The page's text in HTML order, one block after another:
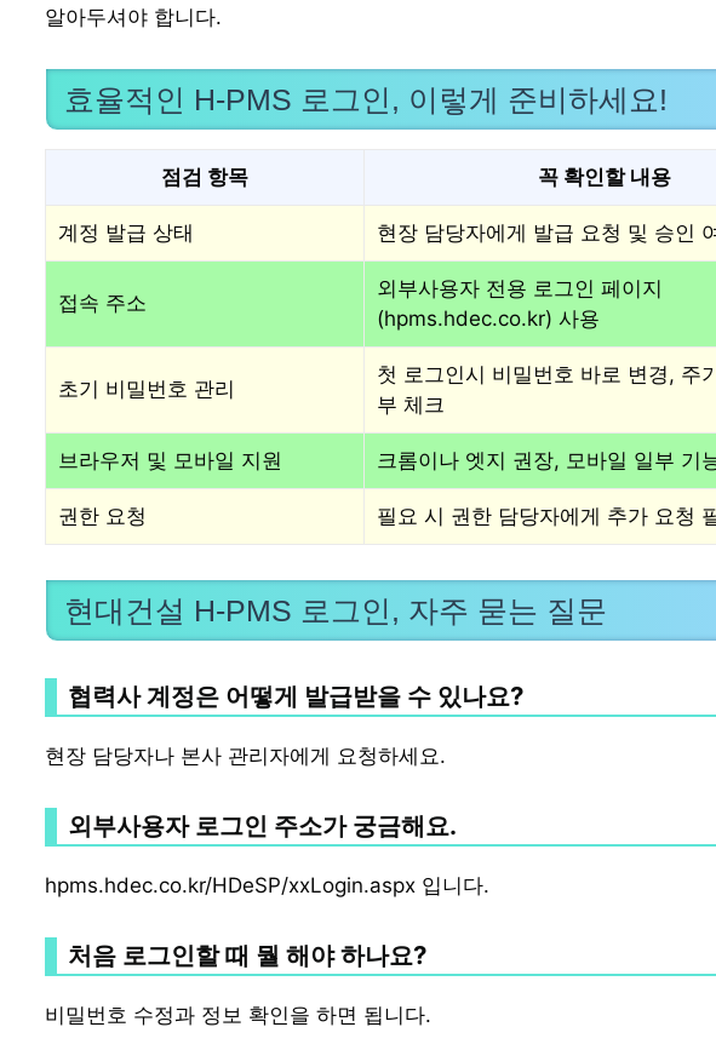
알아두셔야 합니다.
효율적인 H-PMS 로그인, 이렇게 준비하세요!
점검 항목 꼭 확인할 내용
계정 발급 상태 현장 담당자에게 발급 요청 및 승인
접속 주소
외부사용자 전용 로그인 페이지
(hpms.hdec.co.kr) 사용
초기 비밀번호 관리
첫 로그인시 비밀번호 바로 변경, 주
부 체크
브라우저 및 모바일 지원 크롬이나 엣지 권장, 모바일 일부 기
권한 요청 필요 시 권한 담당자에게 추가 요청
현대건설 H-PMS 로그인, 자주 묻는 질문
협력사 계정은 어떻게 발급받을 수 있나요?
현장 담당자나 본사 관리자에게 요청하세요.
외부사용자 로그인 주소가 궁금해요.
hpms.hdec.co.kr/HDeSP/xxLogin.aspx 입니다.
처음 로그인할 때 뭘 해야 하나요?
비밀번호 수정과 정보 확인을 하면 됩니다.